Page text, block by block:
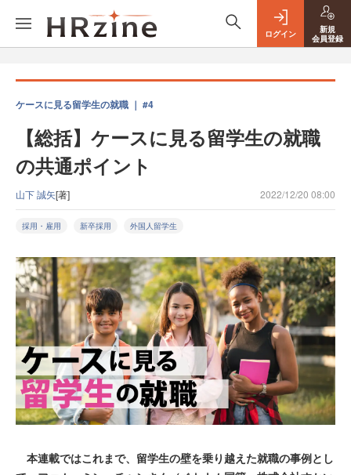
ログイン
新規
会員登録
ケースに見る留学生の就職 ｜ #4
【総括】ケースに見る留学生の就職
の共通ポイント
山下 誠矢[著] 2022/12/20 08:00
採用・雇用 新卒採用 外国人留学生
本連載ではこれまで、留学生の壁を乗り越えた就職の事例とし